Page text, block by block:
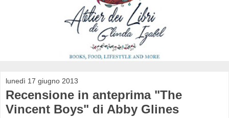
lunedì 17 giugno 2013
Recensione in anteprima "The
Vincent Boys" di Abby Glines